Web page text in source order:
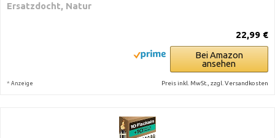
Ersatzdocht, Natur
22,99 €
Bei Amazon
ansehen
* Anzeige Preis inkl. MwSt., zzgl. Versandkosten